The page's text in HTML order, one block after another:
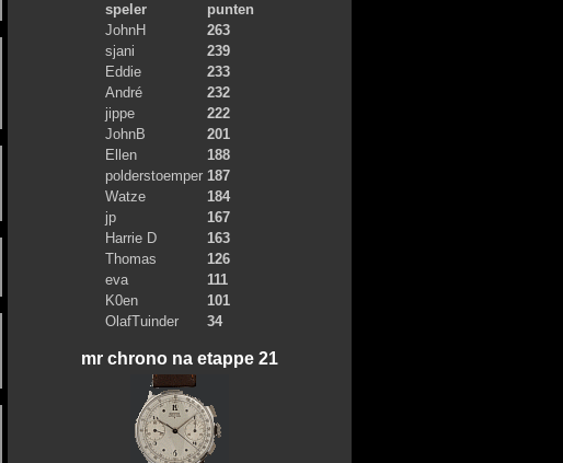
speler
punten
JohnH
263
sjani
239
Eddie
233
André
232
jippe
222
JohnB
201
Ellen
188
polderstoemper 187
Watze
184
jp
167
Harrie D
163
Thomas
126
eva
111
K0en
101
OlafTuinder
34
mr chrono na etappe 21